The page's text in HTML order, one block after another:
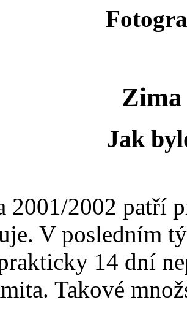
Zima
Jak
2001/2002 patří
V posledním
14 dní
Takové